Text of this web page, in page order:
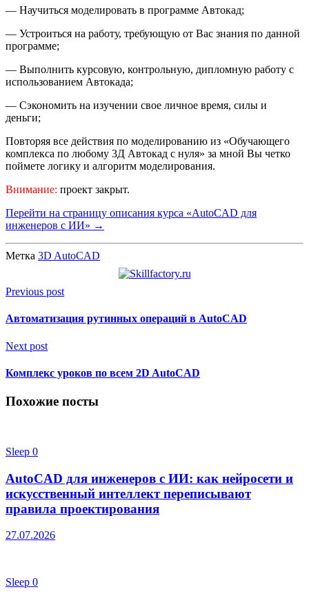
— Научиться моделировать в программе Автокад;
— Устроиться на работу, требующую от Вас знания по данной
программе;
— Выполнить курсовую, контрольную, дипломную работу с
использованием Автокада;
— Сэкономить на изучении свое личное время, силы и
деньги;
Повторяя все действия по моделированию из «Обучающего
комплекса по любому 3Д Автокад с нуля» за мной Вы четко
поймете логику и алгоритм моделирования.
Внимание: проект закрыт.
Перейти на страницу описания курса «AutoCAD для
инженеров с ИИ» →
Метка 3D AutoCAD
Previous post
Автоматизация рутинных операций в AutoCAD
Next post
Комплекс уроков по всем 2D AutoCAD
Похожие посты
Sleep 0
AutoCAD для инженеров с ИИ: как нейросети и
искусственный интеллект переписывают
правила проектирования
27.07.2026
Sleep 0